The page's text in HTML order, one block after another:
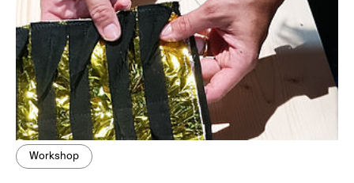
Workshop